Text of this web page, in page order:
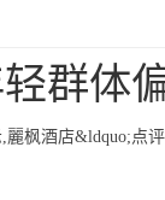
群体
枫酒店&ldquo;点